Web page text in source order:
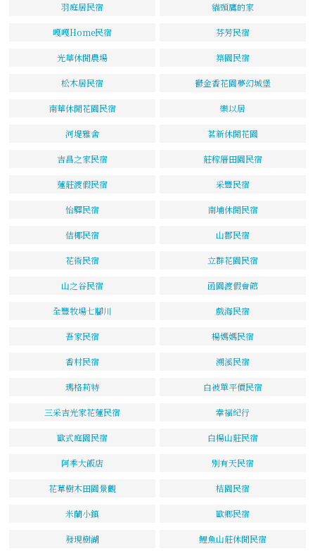
羽庭居民宿 貓頭鷹的家
嘎嘎Home民宿 芬芳民宿
光華休閒農場 築園民宿
松木居民宿 鬱金香花園夢幻城堡
南華休閒花園民宿 樂以居
河堤雅舍 茗新休閒花園
吉昌之家民宿 莊稼厝田園民宿
蓮莊渡假民宿 采豐民宿
怡驛民宿 南埔休閒民宿
佶椰民宿 山郡民宿
花術民宿 立群花園民宿
山之谷民宿 函園渡假會館
全豐牧場七腳川 戲海民宿
吾家民宿 楊媽媽民宿
香村民宿 溯溪民宿
瑪格莉特 白被單平價民宿
三采吉光家花蓮民宿 幸福紀行
歐式庭園民宿 白楊山莊民宿
阿季大飯店 別有天民宿
花草樹木田園景觀 桔園民宿
米蘭小鎮 歐鄉民宿
發現樹湖 鯉魚山莊休閒民宿